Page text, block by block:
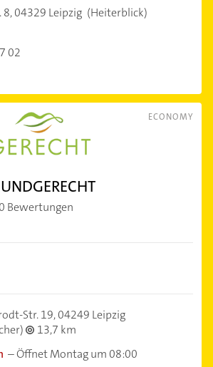
8,04329 Leipzig (Heiterblick)
02
ECONOMY
Bewertungen
Str. 19,04249 Leipzig
13,7 km
–Öffnet Montag um 08:00